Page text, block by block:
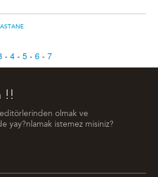
- 4 - 5 - 6 - 7
!!
olmak ve
yay?nlamak istemez misiniz?